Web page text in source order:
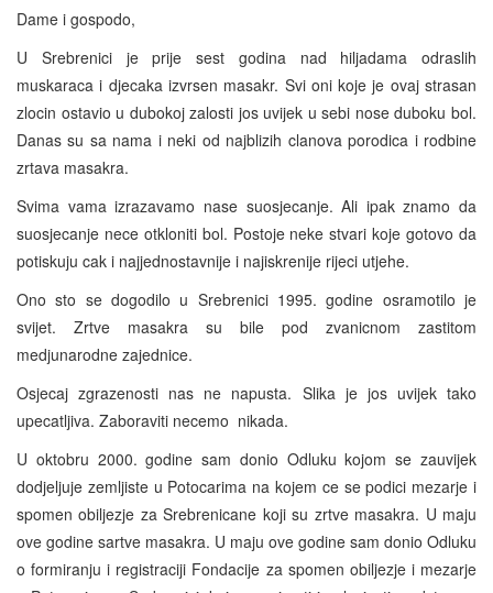
Dame i gospodo,
U Srebrenici je prije sest godina nad hiljadama odraslih
muskaraca i djecaka izvrsen masakr. Svi oni koje je ovaj strasan
zlocin ostavio u dubokoj zalosti jos uvijek u sebi nose duboku bol.
Danas su sa nama i neki od najblizih clanova porodica i rodbine
zrtava masakra.
Svima vama izrazavamo nase suosjecanje. Ali ipak znamo da
suosjecanje nece otkloniti bol. Postoje neke stvari koje gotovo da
potiskuju cak i najjednostavnije i najiskrenije rijeci utjehe.
Ono sto se dogodilo u Srebrenici 1995. godine osramotilo je
svijet. Zrtve masakra su bile pod zvanicnom zastitom
medjunarodne zajednice.
Osjecaj zgrazenosti nas ne napusta. Slika je jos uvijek tako
upecatljiva. Zaboraviti necemo ­ nikada.
U oktobru 2000. godine sam donio Odluku kojom se zauvijek
dodjeljuje zemljiste u Potocarima na kojem ce se podici mezarje i
spomen obiljezje za Srebrenicane koji su zrtve masakra. U maju
ove godine sartve masakra. U maju ove godine sam donio Odluku
o formiranju i registraciji Fondacije za spomen obiljezje i mezarje